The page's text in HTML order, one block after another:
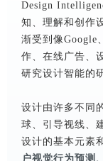
Design
知、理解和创作
渐受到像Google
作、在线广告、
研究设计智能的
设计由许多不同
球、引导视线、
设计的基本元素
户视觉行为预测